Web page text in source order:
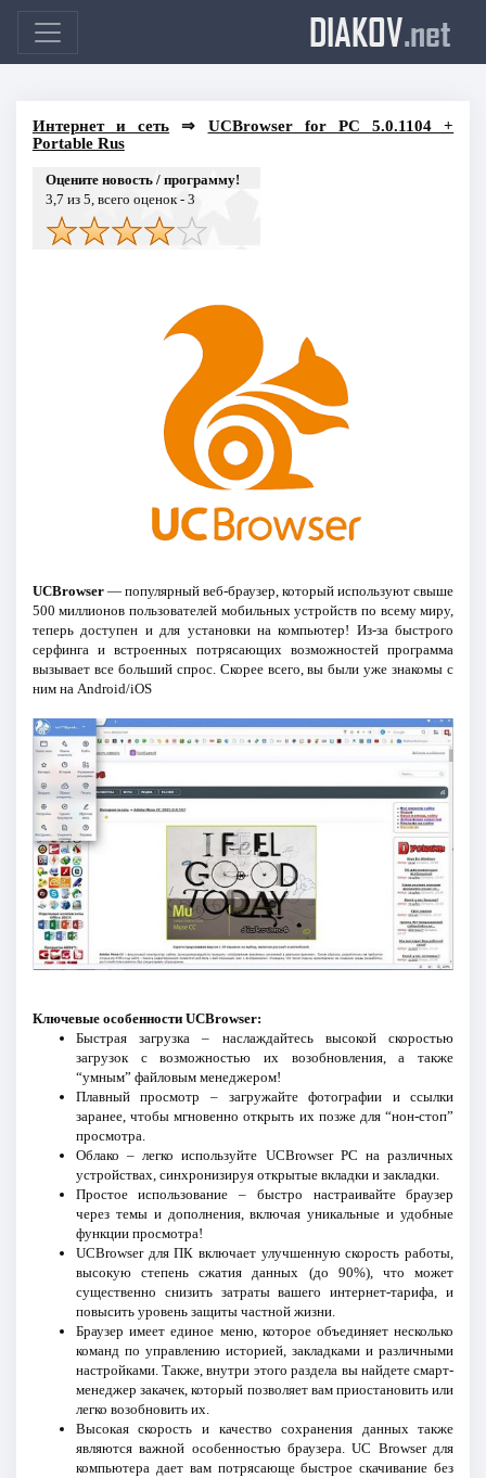
DIAKOV.net
Интернет и сеть ⇒ UCBrowser for PC 5.0.1104 +
Portable Rus
Оцените новость / программу!
3,7 из 5, всего оценок - 3
UCBrowser— популярный веб-браузер, который используют свыше
500 миллионов пользователей мобильных устройств по всему миру,
теперь доступен и для установки на компьютер! Из-за быстрого
серфинга и встроенных потрясающих возможностей программа
вызывает все больший спрос. Скорее всего, вы были уже знакомы с
ним на Android/iOS
Ключевые особенности UCBrowser:
Быстрая загрузка – наслаждайтесь высокой скоростью
загрузок с возможностью их возобновления, а также
“умным” файловым менеджером!
Плавный просмотр – загружайте фотографии и ссылки
заранее, чтобы мгновенно открыть их позже для “нон-стоп”
просмотра.
Облако – легко используйте UCBrowser PC на различных
устройствах, синхронизируя открытые вкладки и закладки.
Простое использование – быстро настраивайте браузер
через темы и дополнения, включая уникальные и удобные
функции просмотра!
UCBrowser для ПК включает улучшенную скорость работы,
высокую степень сжатия данных (до 90%), что может
существенно снизить затраты вашего интернет-тарифа, и
повысить уровень защиты частной жизни.
Браузер имеет единое меню, которое объединяет несколько
команд по управлению историей, закладками и различными
настройками. Также, внутри этого раздела вы найдете смарт-
менеджер закачек, который позволяет вам приостановить или
легко возобновить их.
Высокая скорость и качество сохранения данных также
являются важной особенностью браузера. UC Browser для
компьютера дает вам потрясающе быстрое скачивание без